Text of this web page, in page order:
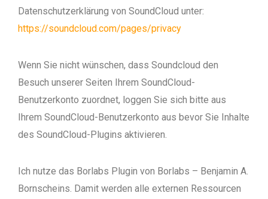
Datenschutzerklärung von SoundCloud unter:
https://soundcloud.com/pages/privacy
Wenn Sie nicht wünschen, dass Soundcloud den
Besuch unserer Seiten Ihrem SoundCloud-
Benutzerkonto zuordnet, loggen Sie sich bitte aus
Ihrem SoundCloud-Benutzerkonto aus bevor Sie Inhalte
des SoundCloud-Plugins aktivieren.
Ich nutze das Borlabs Plugin von Borlabs – Benjamin A.
Bornscheins. Damit werden alle externen Ressourcen